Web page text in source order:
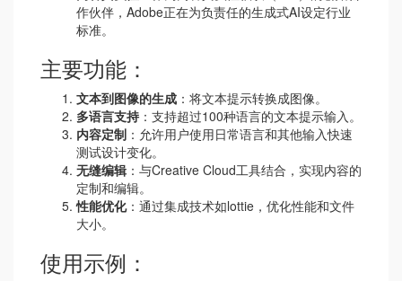
作伙伴，Adobe正在为负责任的生成式AI设定行业
标准。
主要功能：
文本到图像的生成 ：将文本提示转换成图像。
多语言支持 ：支持超过100种语言的文本提示输入。
内容定制 ：允许用户使用日常语言和其他输入快速
测试设计变化。
无缝编辑 ：与Creative Cloud工具结合，实现内容的
定制和编辑。
性能优化：通过集成技术如lottie，优化性能和文件
大小。
使用示例：